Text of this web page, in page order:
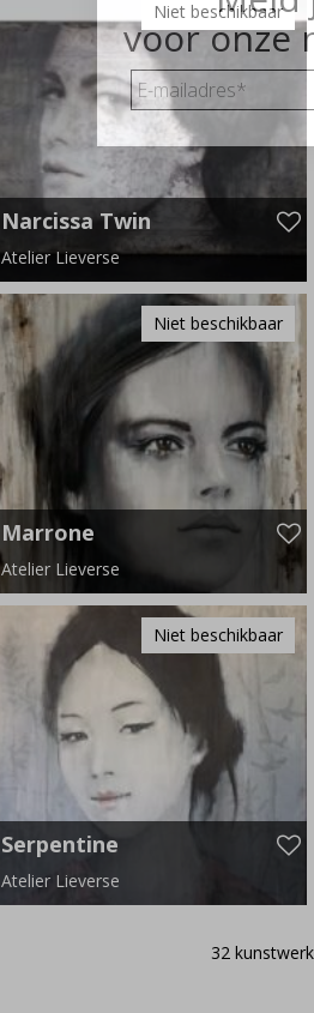
Niet beschikbaar
Narcissa Twin
Atelier Lieverse
220 cm x 120 cm
Niet beschikbaar
Marrone
Atelier Lieverse
190 cm x 110 cm
Niet beschikbaar
Serpentine
Atelier Lieverse
32
voor onze
E-
mailadres *